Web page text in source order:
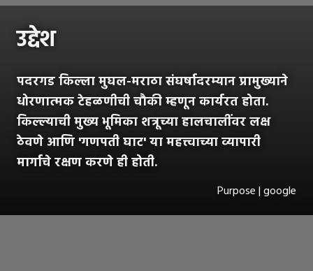
उद्देश
पदरगड किल्ला मुघल-मराठा संघर्षादरम्यान प्रामुख्याने
धोरणात्मक टेहळणीची चौकी म्हणून कार्यरत होता.
किल्ल्याची मुख्य भूमिका शत्रूच्या हालचालींवर लक्ष
ठेवणे आणि 'गणपती घाट' या महत्त्वाच्या व्यापारी
मार्गाचे रक्षण करणे ही होती.
Purpose | google